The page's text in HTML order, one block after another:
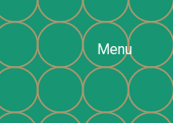
Menu